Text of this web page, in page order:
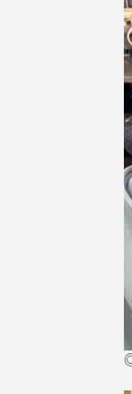
大學電子與電機
月28日在台北校區
人科技與前瞻應
捐款徵信
個人資料保護